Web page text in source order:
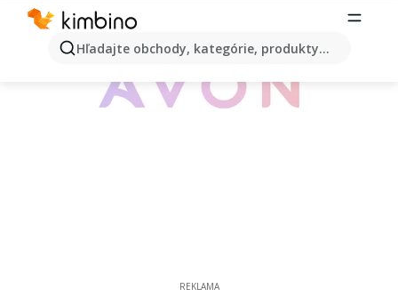
Hľadajte obchody, kategórie, produkty...
REKLAMA